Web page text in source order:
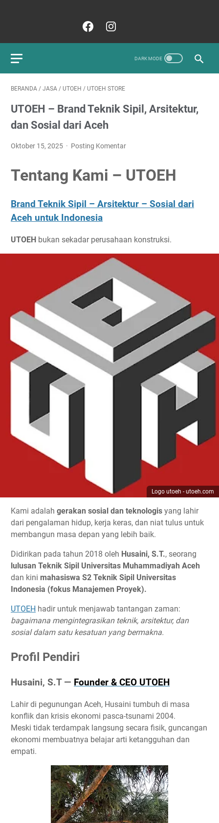
BERANDA / JASA / UTOEH / UTOEH STORE
UTOEH – Brand Teknik Sipil, Arsitektur,
dan Sosial dari Aceh
Oktober 15, 2025 Posting Komentar
Tentang Kami – UTOEH
Brand Teknik Sipil – Arsitektur – Sosial dari
Aceh untuk Indonesia
UTOEH bukan sekadar perusahaan konstruksi.
Logo utoeh - utoeh.com
Kami adalah gerakan sosial dan teknologis yang lahir
dari pengalaman hidup, kerja keras, dan niat tulus untuk
membangun masa depan yang lebih baik.
Didirikan pada tahun 2018 oleh Husaini, S.T., seorang
lulusan Teknik Sipil Universitas Muhammadiyah Aceh
dan kini mahasiswa S2 Teknik Sipil Universitas
Indonesia (fokus Manajemen Proyek).
UTOEH hadir untuk menjawab tantangan zaman:
bagaimana mengintegrasikan teknik, arsitektur, dan
sosial dalam satu kesatuan yang bermakna.
Profil Pendiri
Husaini, S.T — Founder & CEO UTOEH
Lahir di pegunungan Aceh, Husaini tumbuh di masa
konflik dan krisis ekonomi pasca-tsunami 2004.
Meski tidak terdampak langsung secara fisik, guncangan
ekonomi membuatnya belajar arti ketangguhan dan
empati.